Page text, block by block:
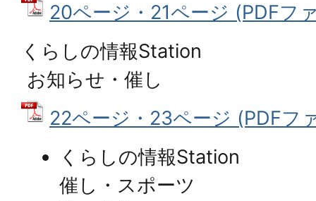
20ページ・21ページ (PDFフ
くらしの情報Station
お知らせ・催し
22ページ・23ページ (PDFフ
くらしの情報Station
催し・スポーツ